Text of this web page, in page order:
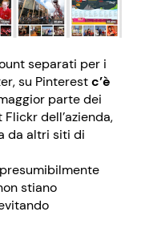
separati per i
su Pinterestc’è
parte dei
dell’azienda,
da altri siti di
stiano